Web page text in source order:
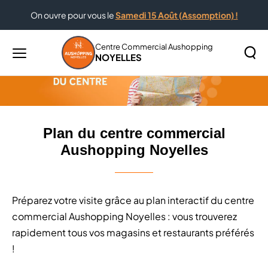
On ouvre pour vous leSamedi 15 Août (Assomption) !
Menu
principal
Centre Commercial Aushopping
NOYELLES
Rechercher
la
Accueil Plan du centre commercial Aushopping Noyelles
Plan du centre commercial
Aushopping Noyelles
Préparez votre visite grâce au plan interactif du centre
commercial Aushopping Noyelles : vous trouverez
rapidement tous vos magasins et restaurants préférés
!